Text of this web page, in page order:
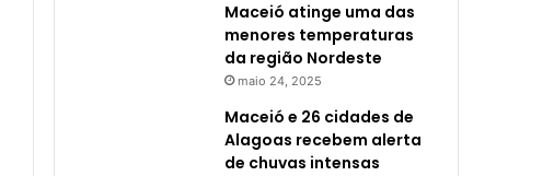
Maceió atinge uma das
menores temperaturas
da região Nordeste
maio 24, 2025
Maceió e 26 cidades de
Alagoas recebem alerta
de chuvas intensas